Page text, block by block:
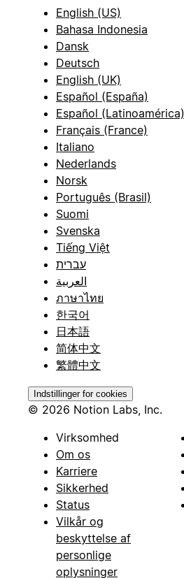
English (US)
Bahasa Indonesia
Dansk
Deutsch
English (UK)
Español (España)
Español (Latinoamérica)
Français (France)
Italiano
Nederlands
Norsk
Português (Brasil)
Suomi
Svenska
Tiếng Việt
עברית
العربية
ภาษาไทย
한국어
日本語
简体中文
繁體中文
Indstillinger for cookies
© 2026 Notion Labs, Inc.
Virksomhed
Om os
Karriere
Sikkerhed
Status
Vilkår og
beskyttelse af
personlige
oplysninger